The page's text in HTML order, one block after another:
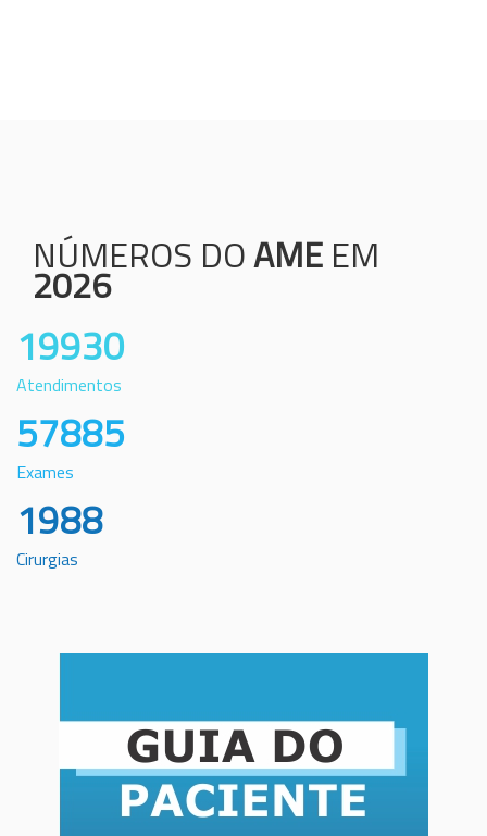
NÚMEROS DOAME EM
2026
19930
Atendimentos
57885
Exames
1988
Cirurgias